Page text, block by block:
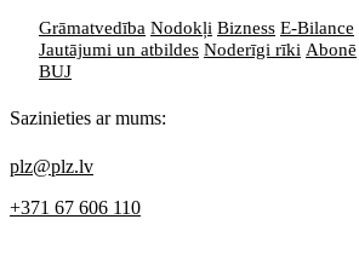
Grāmatvedība Nodokļi Bizness E-Bilance
Jautājumi un atbildes Noderīgi rīki Abonē
BUJ
Sazinieties ar mums:
plz@plz.lv
+371 67 606 110